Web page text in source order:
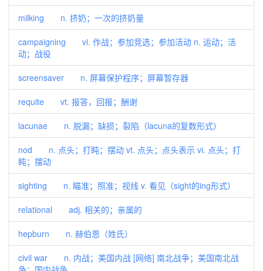
milking n. 挤奶；一次的挤奶量
campaigning vi. 作战；参加竞选；参加活动 n. 运动；活
动；战役
screensaver n. 屏幕保护程序；屏幕暂存器
requite vt. 报答，回报；酬谢
lacunae n. 脱漏；缺损；裂陷（lacuna的复数形式）
nod n. 点头；打盹；摆动 vt. 点头；点头表示 vi. 点头；打
盹；摆动
sighting n. 瞄准；照准；视线 v. 看见（sight的ing形式）
relational adj. 相关的；亲属的
hepburn n. 赫伯恩（姓氏）
civil war n. 内战；美国内战 [网络] 南北战争；美国南北战